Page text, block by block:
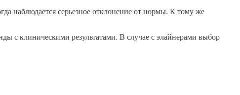
наблюдается серьезное отклонение от нормы. К тому же
с клиническими результатами. В случае с элайнерами выбор